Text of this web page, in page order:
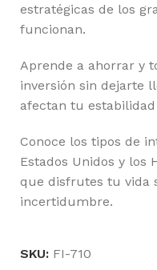
estratégicas de los
funcionan.
Aprende a ahorrar y
inversión sin dejarte
afectan tu
Conoce los tipos de
Estados Unidos y los
que disfrutes tu vida
incertidumbre.
SKU: FI-710